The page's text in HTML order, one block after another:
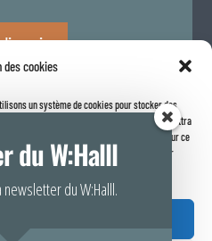
des cookies
un système de cookies pour stocker des
de consentir à ces technologies nous permettra
de navigation ou les identifiants uniques sur ce
consentement peut avoir un effet négatif sur
confidentialité
du W:Halll
newsletter du W:Halll.